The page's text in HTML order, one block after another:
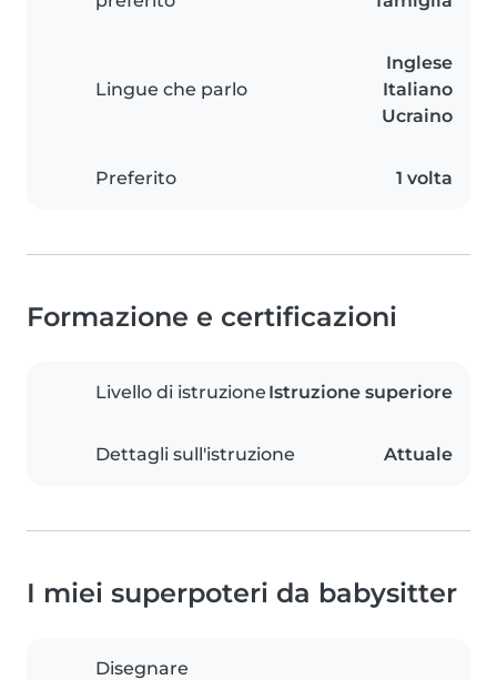
Lingue che parlo
Inglese
Italiano
Ucraino
Preferito 1 volta
Formazione e certificazioni
Livello di istruzione Istruzione superiore
Dettagli sull'istruzione Attuale
I miei superpoteri da babysitter
Disegnare